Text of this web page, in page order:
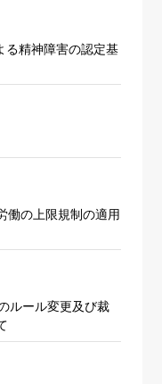
る精神障害の認定基
働の上限規制の適用
ルール変更及び裁